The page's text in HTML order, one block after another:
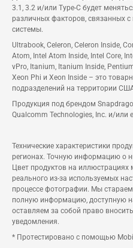
3.1, 3.2 и/или Type-C будет
различных факторов, связанных
системы.
Ultrabook, Celeron, Celeron Inside,
Atom, Intel Atom Inside, Intel Core,
vPro, Itanium, Itanium Inside,
Xeon Phi и Xeon Inside – это
подразделений на территории
Продукция под брендом
Qualcomm Technologies, Inc. и/или
Технические характеристики
регионах. Точную информацию о
Цвет продуктов на иллюстрациях
реального из-за используемых
процессе фотографии. Мы
полную информацию, доступную
оставляем за собой право
уведомления.
* Протестировано с помощью